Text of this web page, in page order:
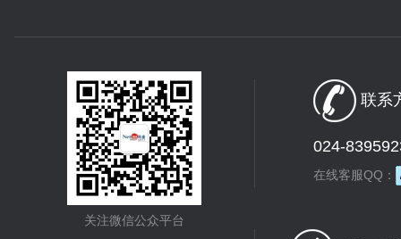
关注微信公众平台
联系
024-
在线客服QQ：